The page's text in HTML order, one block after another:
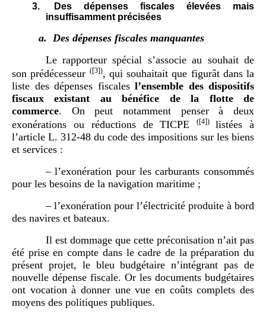
3.
Des dépenses fiscales élevées mais
insuffisamment précisées
a.
Des dépenses fiscales manquantes
Le rapporteur spécial s’associe au souhait de
son prédécesseur ([3]), qui souhaitait que figurât dans la
liste des dépenses fiscales l’ensemble des dispositifs
fiscaux existant au bénéfice de la flotte de
commerce. On peut notamment penser à deux
exonérations ou réductions de TICPE([4])listées à
l’article L. 312-48 du code des impositions sur les biens
et services :
– l’exonération pour les carburants consommés
pour les besoins de la navigation maritime ;
– l’exonération pour l’électricité produite à bord
des navires et bateaux.
Il est dommage que cette préconisation n’ait pas
été prise en compte dans le cadre de la préparation du
présent projet, le bleu budgétaire n’intégrant pas de
nouvelle dépense fiscale. Or les documents budgétaires
ont vocation à donner une vue en coûts complets des
moyens des politiques publiques.